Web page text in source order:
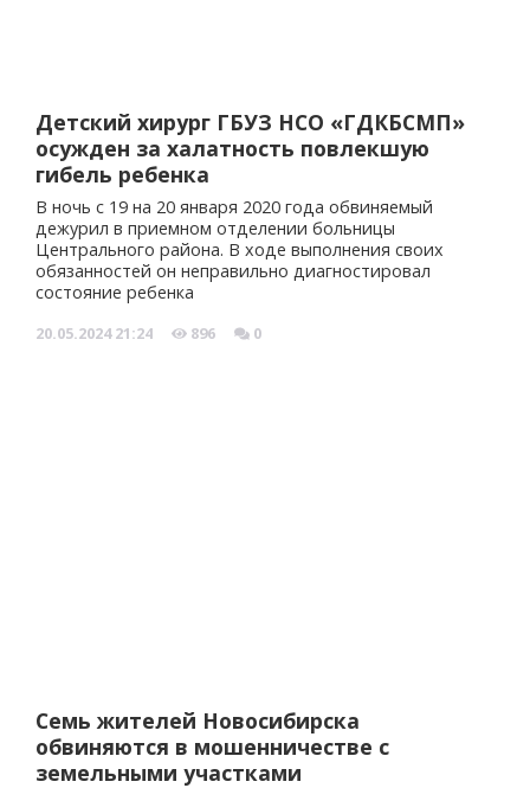
Детский хирург ГБУЗ НСО «ГДКБСМП»
осужден за халатность повлекшую
гибель ребенка
В ночь с 19 на 20 января 2020 года обвиняемый
дежурил в приемном отделении больницы
Центрального района. В ходе выполнения своих
обязанностей он неправильно диагностировал
состояние ребенка
20.05.2024 21:24 896 0
Семь жителей Новосибирска
обвиняются в мошенничестве с
земельными участками